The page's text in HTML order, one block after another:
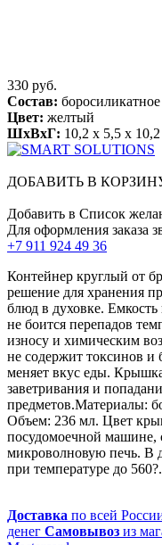
330 руб.
Состав:
Цвет: желтый
ШхВхГ: 10,2 x 5,5 x 10,2
ДОБАВИТЬ В
Добавить в Список
Для оформления заказа
+7 911 924 49 36
Контейнер круглый от
решение для хранения
блюд в духовке. Емкость
не боится перепадов
износу и химическим
не содержит токсинов и
меняет вкус еды.
заветривания и
предметов.Материалы:
Объем: 236 мл. Цвет
посудомоечной машине,
микроволновую печь. В
при температуре до 560?.
Доставка по всей
денег Самовывоз из